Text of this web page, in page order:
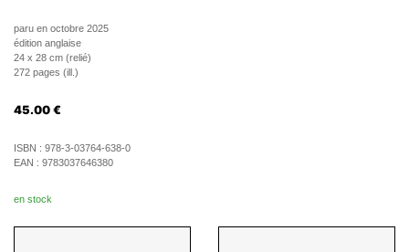
paru en octobre 2025
édition anglaise
24 x 28 cm (relié)
272 pages (ill.)
45.00 €
ISBN : 978-3-03764-638-0
EAN : 9783037646380
en stock